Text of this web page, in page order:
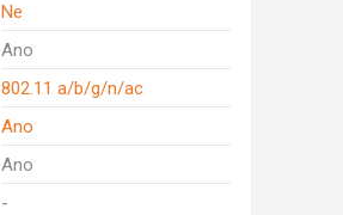
Ne
Ano
802.11 a/b/g/n/ac
Ano
Ano
-